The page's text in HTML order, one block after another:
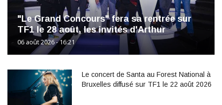
"Le Grand Concours" fera sa rentrée sur
TF1 le 28 août, les invités d'Arthur
06 août 2026 - 16:21
Le concert de Santa au Forest National à
Bruxelles diffusé sur TF1 le 22 août 2026